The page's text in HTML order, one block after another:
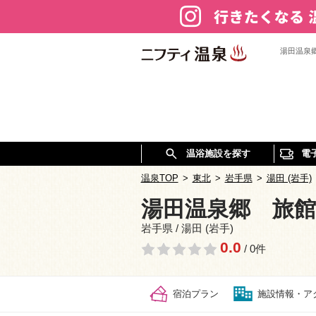
湯田温泉
温浴施設を探す 電
温泉TOP > 東北 > 岩手県 > 湯田 (岩手)
湯田温泉郷 旅
岩手県 / 湯田 (岩手)
0.0 / 0件
宿泊プラン 施設情報・ア